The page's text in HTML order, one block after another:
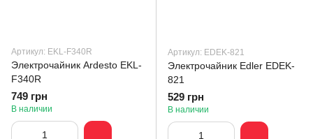
Артикул: EKL-F340R
Электрочайник Ardesto EKL-
F340R
749 грн
В наличии
Артикул: EDEK-821
Электрочайник Edler EDEK-
821
529 грн
В наличии